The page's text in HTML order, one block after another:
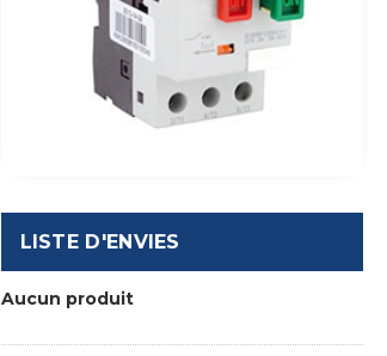
LISTE D'ENVIES
Aucun produit